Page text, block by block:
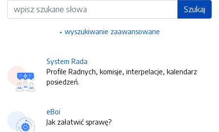
Wyszukiwarka Szukaj
wyszukiwanie zaawansowane
System Rada
Profile Radnych, komisje, interpelacje, kalendarz
posiedzeń.
eBoi
Jak załatwić sprawę?